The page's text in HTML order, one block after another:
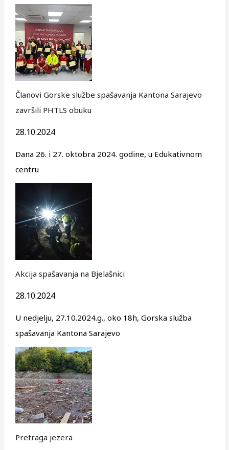
Članovi Gorske službe spašavanja Kantona Sarajevo
završili PHTLS obuku
28.10.2024
Dana 26. i 27. oktobra 2024. godine, u Edukativnom
centru
Akcija spašavanja na Bjelašnici
28.10.2024
U nedjelju, 27.10.2024.g., oko 18h, Gorska služba
spašavanja Kantona Sarajevo
Pretraga jezera